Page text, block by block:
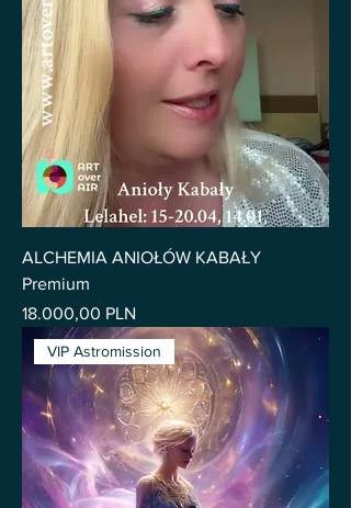
ALCHEMIA ANIOŁÓW KABAŁY
Premium
Pris
18.000,00 PLN
VIP Astromission